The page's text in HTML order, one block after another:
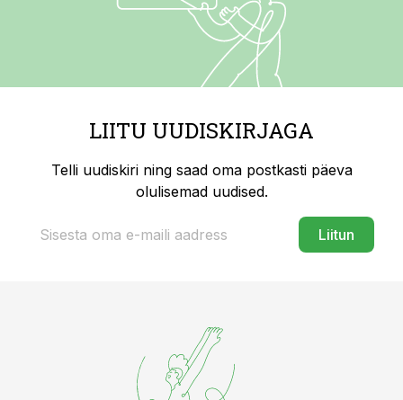
LIITU UUDISKIRJAGA
Telli uudiskiri ning saad oma postkasti päeva
olulisemad uudised.
Liitun